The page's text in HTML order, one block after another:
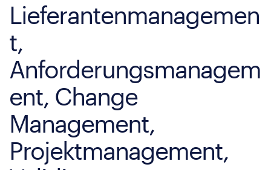
Lieferantenmanagemen
t,
Anforderungsmanagem
ent, Change
Management,
Projektmanagement,